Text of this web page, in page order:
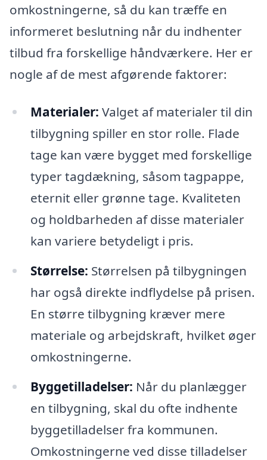
omkostningerne, så du kan træffe en
informeret beslutning når du indhenter
tilbud fra forskellige håndværkere. Her er
nogle af de mest afgørende faktorer:
Materialer: Valget af materialer til din
tilbygning spiller en stor rolle. Flade
tage kan være bygget med forskellige
typer tagdækning, såsom tagpappe,
eternit eller grønne tage. Kvaliteten
og holdbarheden af disse materialer
kan variere betydeligt i pris.
Størrelse: Størrelsen på tilbygningen
har også direkte indflydelse på prisen.
En større tilbygning kræver mere
materiale og arbejdskraft, hvilket øger
omkostningerne.
Byggetilladelser: Når du planlægger
en tilbygning, skal du ofte indhente
byggetilladelser fra kommunen.
Omkostningerne ved disse tilladelser